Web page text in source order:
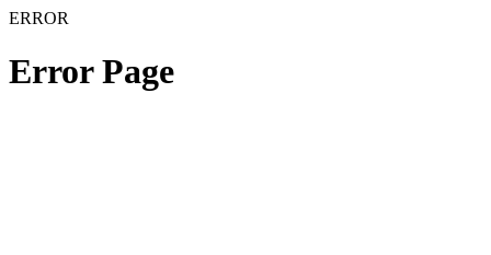
ERROR
Error Page